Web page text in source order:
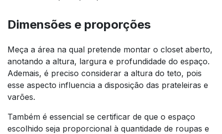
Dimensões e proporções
Meça a área na qual pretende montar o closet aberto,
anotando a altura, largura e profundidade do espaço.
Ademais, é preciso considerar a altura do teto, pois
esse aspecto influencia a disposição das prateleiras e
varões.
Também é essencial se certificar de que o espaço
escolhido seja proporcional à quantidade de roupas e